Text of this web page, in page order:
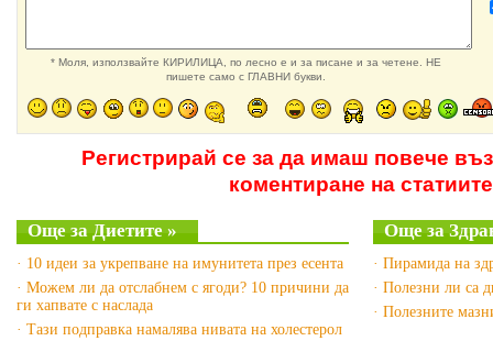
* Моля, използвайте КИРИЛИЦА, по лесно е и за писане и за четене. НЕ
пишете само с ГЛАВНИ букви.
Регистрирай се за да имаш повече
коментиране на статиите
Още за Диетите »
· 10 идеи за укрепване на имунитета през есента
· Можем ли да отслабнем с ягоди? 10 причини да
ги хапвате с наслада
· Тази подправка намалява нивата на холестерол
Още за
· Пирамида на
· Полезни ли са
· Полезните